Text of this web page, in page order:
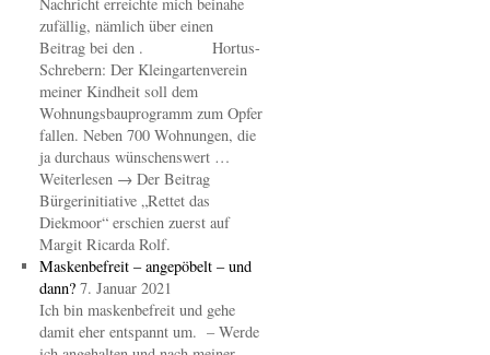
zufällig, nämlich über einen
Beitrag bei den . Hortus-
Schrebern: Der Kleingartenverein
meiner Kindheit soll dem
Wohnungsbauprogramm zum Opfer
fallen. Neben 700 Wohnungen, die
ja durchaus wünschenswert …
Weiterlesen → Der Beitrag
Bürgerinitiative „Rettet das
Diekmoor“ erschien zuerst auf
Margit Ricarda Rolf.
Maskenbefreit – angepöbelt – und
dann? 7. Januar 2021
Ich bin maskenbefreit und gehe
damit eher entspannt um. – Werde